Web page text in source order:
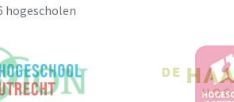
hogescholen